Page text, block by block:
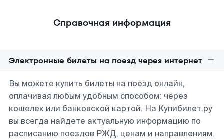
Справочная информация
Электронные билеты на поезд через интернет
Вы можете купить билеты на поезд онлайн,
оплачивая любым удобным способом: через
кошелек или банковской картой. На Купибилет.ру
вы всегда найдете актуальную информацию по
расписанию поездов РЖД, ценам и направлениям.